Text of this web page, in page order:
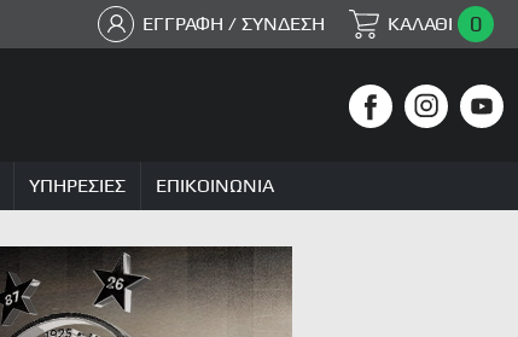
ΕΓΓΡΑΦΗ / ΣΥΝΔΕΣΗ ΚΑΛΑΘΙ 0
ΥΠΗΡΕΣΙΕΣ ΕΠΙΚΟΙΝΩΝΙΑ